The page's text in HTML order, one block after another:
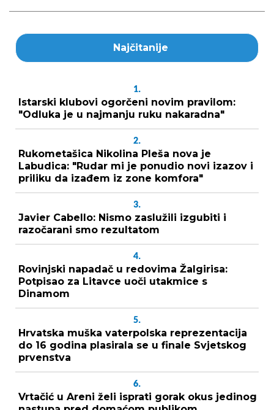
Najčitanije
1.
Istarski klubovi ogorčeni novim pravilom:
"Odluka je u najmanju ruku nakaradna"
2.
Rukometašica Nikolina Pleša nova je
Labudica: "Rudar mi je ponudio novi izazov i
priliku da izađem iz zone komfora"
3.
Javier Cabello: Nismo zaslužili izgubiti i
razočarani smo rezultatom
4.
Rovinjski napadač u redovima Žalgirisa:
Potpisao za Litavce uoči utakmice s
Dinamom
5.
Hrvatska muška vaterpolska reprezentacija
do 16 godina plasirala se u finale Svjetskog
prvenstva
6.
Vrtačić u Areni želi isprati gorak okus jedinog